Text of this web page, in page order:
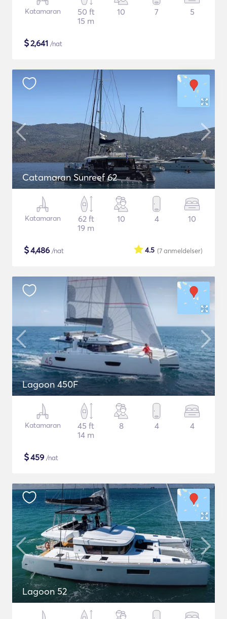
Katamaran
50 ft
15 m
10 7 5
$2,641 /nat
Catamaran Sunreef 62
Katamaran
62 ft
19 m
10 4 10
$4,486 /nat (7anmeldelser)
4.5
Lagoon 450F
Katamaran
45 ft
14 m
8 4 4
$459 /nat
Lagoon 52